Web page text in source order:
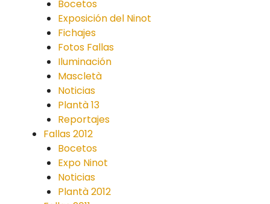
Bocetos
Exposición del Ninot
Fichajes
Fotos Fallas
Iluminación
Mascletà
Noticias
Plantà 13
Reportajes
Fallas 2012
Bocetos
Expo Ninot
Noticias
Plantà 2012